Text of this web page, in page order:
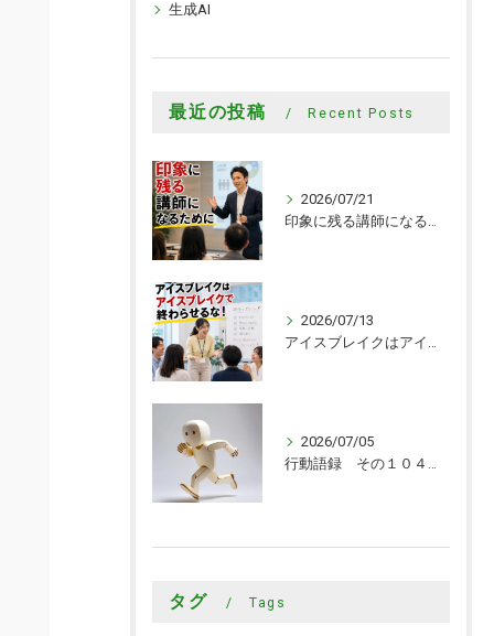
生成AI
最近の投稿 Recent Posts
2026/07/21
印象に残る講師になるために
2026/07/13
アイスブレイクはアイスブレイクで終わらせるな！
2026/07/05
行動語録 その１０４０ 行動あるのみ！
タグ Tags